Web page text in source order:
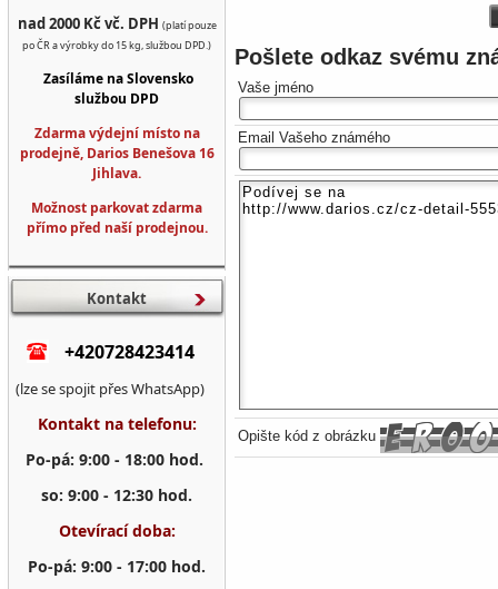
Pošlete odkaz svému
Vaše jméno
Email Vašeho známého
Opište kód z obrázku
nad 2000 Kč vč. DPH (platí pouze
po ČR a výrobky do 15 kg, službou DPD.)
Zasíláme na Slovensko
službou DPD
Zdarma výdejní místo na
prodejně, Darios Benešova 16
Jihlava.
Možnost parkovat zdarma
přímo před naší prodejnou.
Kontakt
+420728423414
(lze se spojit přes WhatsApp)
Kontakt na telefonu:
Po-pá: 9:00 - 18:00 hod.
so: 9:00 - 12:30 hod.
Otevírací doba:
Po-pá: 9:00 - 17:00 hod.